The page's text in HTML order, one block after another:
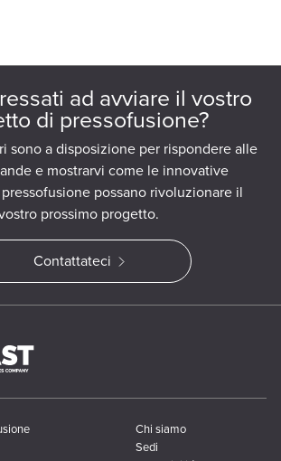
ad avviare il vostro
di pressofusione?
sono a disposizione per rispondere alle
e mostrarvi come le innovative
possano rivoluzionare il
prossimo progetto.
Contattateci
Chi siamo
Sedi